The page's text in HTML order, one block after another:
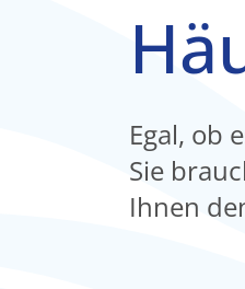
Egal, ob
Sie
Ihnen